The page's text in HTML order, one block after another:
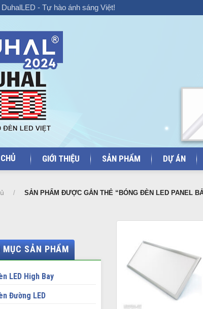
- Tự hào ánh sáng Việt!
GIỚI THIỆU SẢN PHẨM DỰ ÁN
/ SẢN PHẨM ĐƯỢC GẮN THẺ “BÓNG ĐÈN LED PANEL
MỤC SẢN PHẨM
LED High Bay
Đường LED